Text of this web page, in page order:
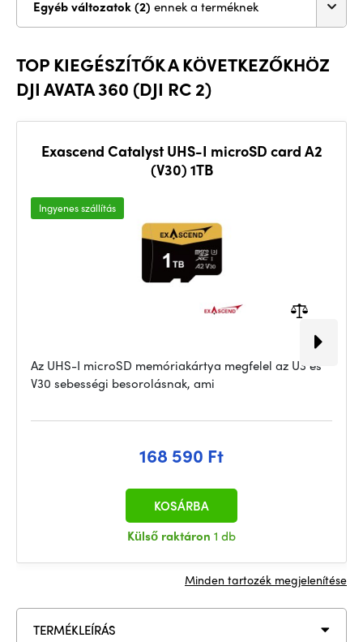
Egyéb változatok (2) ennek a terméknek
TOP KIEGÉSZÍTŐK A KÖVETKEZŐKHÖZ
DJI AVATA 360 (DJI RC 2)
Exascend Catalyst UHS-I microSD card A2
(V30) 1TB
Ingyenes szállítás
Az UHS-I microSD memóriakártya megfelel az U3 és
V30 sebességi besorolásnak, ami
168 590 Ft
Külső raktáron 1 db
KOSÁRBA
Minden tartozék megjelenítése
TERMÉKLEÍRÁS